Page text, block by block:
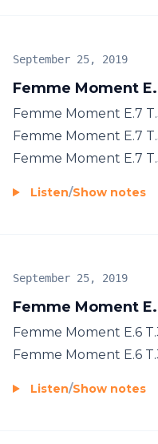
Femme Moment
September 25, 2019
Femme Moment E.7
Femme Moment E.7
Femme Moment E.7
Listen/Show notes
Femme Moment
September 25, 2019
Femme Moment E.6
Femme Moment E.6
Listen/Show notes